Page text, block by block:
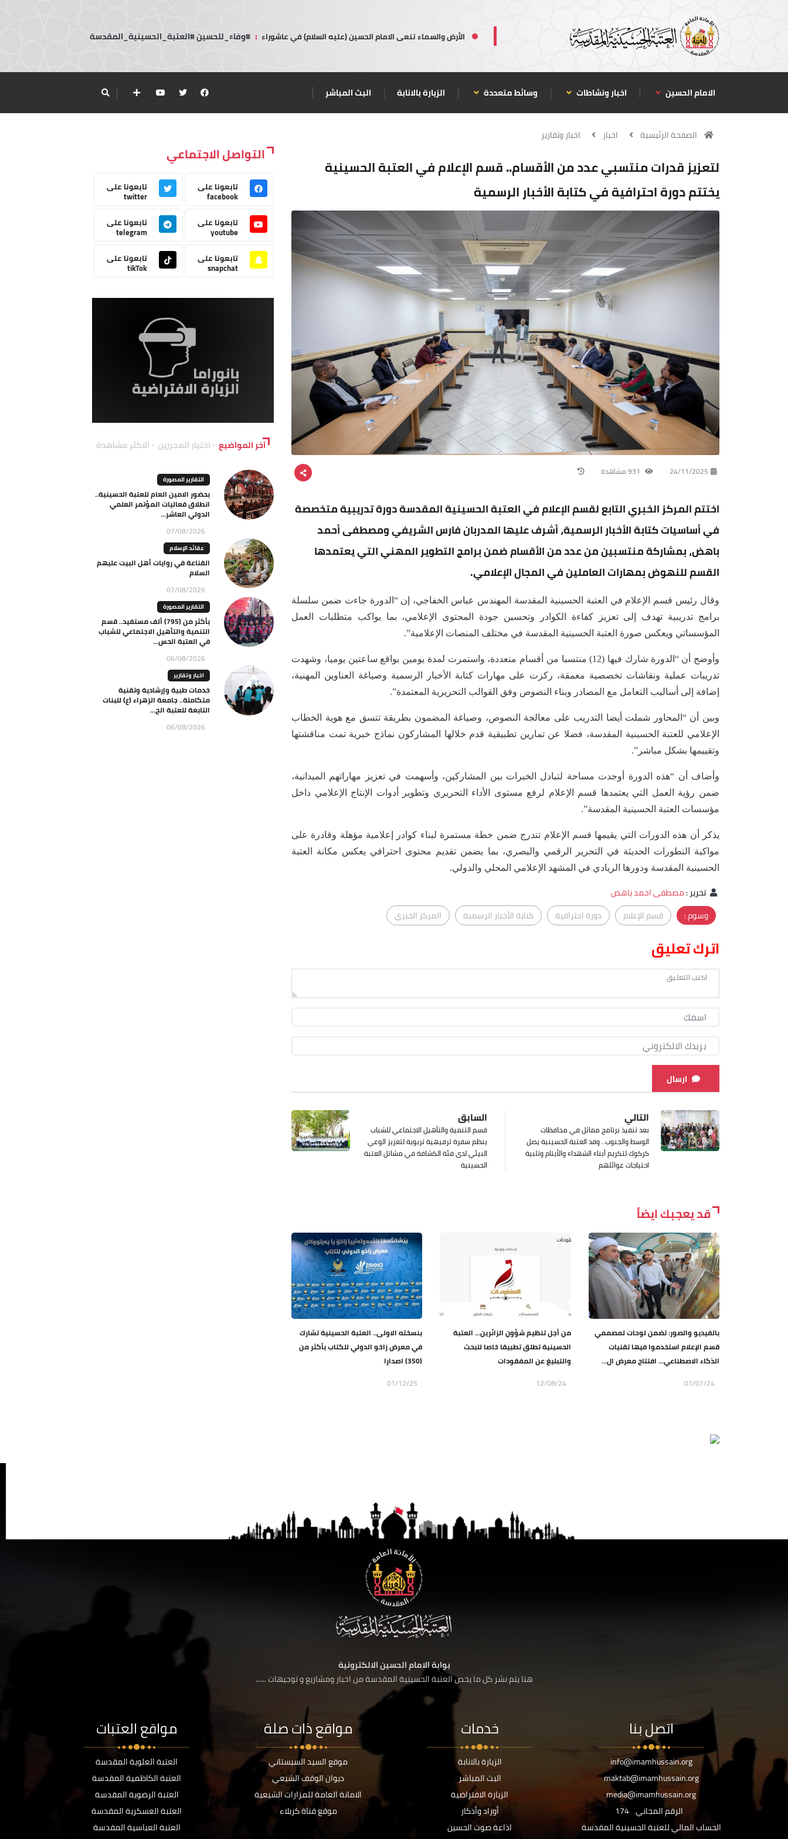
الأرض والسماء تنعى الامام الحسين (عليه السلام) في عاشوراء : #وفاء_للحسين #العتبة_الحسينية_المقدسة
الامام الحسين اخبار ونشاطات وسائط متعددة الزيارة بالانابة البث المباشر
الصفحة الرئيسية اخبار اخبار وتقارير
لتعزيز قدرات منتسبي عدد من الأقسام.. قسم الإعلام في العتبة الحسينية
يختتم دورة احترافية في كتابة الأخبار الرسمية
24/11/2025
اختتم المركز الخبري التابع لقسم الإعلام في العتبة الحسينية المقدسة دورة تدريبية متخصصة
في أساسيات كتابة الأخبار الرسمية، أشرف عليها المدربان فارس الشريفي ومصطفى أحمد
باهض، بمشاركة منتسبين من عدد من الأقسام ضمن برامج التطوير المهني التي يعتمدها
القسم للنهوض بمهارات العاملين في المجال الإعلامي.
وقال رئيس قسم الإعلام في العتبة الحسينية المقدسة المهندس عباس الخفاجي، إن “الدورة جاءت ضمن سلسلة
برامج تدريبية تهدف إلى تعزيز كفاءة الكوادر وتحسين جودة المحتوى الإعلامي، بما يواكب متطلبات العمل
المؤسساتي ويعكس صورة العتبة الحسينية المقدسة في مختلف المنصات الإعلامية”.
وأوضح أن “الدورة شارك فيها (12) منتسبا من أقسام متعددة، واستمرت لمدة يومين بواقع ساعتين يوميا، وشهدت
تدريبات عملية ونقاشات تخصصية معمقة، ركزت على مهارات كتابة الأخبار الرسمية وصياغة العناوين المهنية،
إضافة إلى أساليب التعامل مع المصادر وبناء النصوص وفق القوالب التحريرية المعتمدة”.
وبين أن “المحاور شملت أيضا التدريب على معالجة النصوص، وصياغة المضمون بطريقة تتسق مع هوية الخطاب
الإعلامي للعتبة الحسينية المقدسة، فضلا عن تمارين تطبيقية قدم خلالها المشاركون نماذج خبرية تمت مناقشتها
وتقييمها بشكل مباشر”.
وأضاف أن “هذه الدورة أوجدت مساحة لتبادل الخبرات بين المشاركين، وأسهمت في تعزيز مهاراتهم الميدانية،
ضمن رؤية العمل التي يعتمدها قسم الإعلام لرفع مستوى الأداء التحريري وتطوير أدوات الإنتاج الإعلامي داخل
مؤسسات العتبة الحسينية المقدسة”.
يذكر أن هذه الدورات التي يقيمها قسم الإعلام تندرج ضمن خطة مستمرة لبناء كوادر إعلامية مؤهلة وقادرة على
مواكبة التطورات الحديثة في التحرير الرقمي والبصري، بما يضمن تقديم محتوى احترافي يعكس مكانة العتبة
الحسينية المقدسة ودورها الريادي في المشهد الإعلامي المحلي والدولي.
تحرير:مصطفى احمد باهض
وسوم :
قسم الإعلام دورة احترافية كتابة الأخبار الرسمية المركز الخبري
اترك تعليق
ارسال
السابق
قسم التنمية والتأهيل الاجتماعي للشباب
ينظم سفرة ترفيهية تربوية لتعزيز الوعي
البيئي لدى فئة الكشافة في مشاتل العتبة
الحسينية
التالي
بعد تنفيذ برنامج مماثل في محافظات
الوسط والجنوب.. وفد العتبة الحسينية يصل
كركوك لتكريم أبناء الشهداء والأيتام وتلبية
احتياجات عوائلهم
قد يعجبك ايضاً
بالفيديو والصور: تضمن لوحات لمصممي
قسم الإعلام استخدموا فيها تقنيات
الذكاء الاصطناعي… افتتاح معرض ال...
01/07/24
من أجل تنظيم شؤون الزائرين... العتبة
الحسينية تطلق تطبيقا خاصا للبحث
والتبليغ عن المفقودات
12/08/24
بنسخته الاولى.. العتبة الحسينية تشارك
في معرض زاخو الدولي للكتاب بأكثر من
(350) اصدارا
01/12/25
التواصل الاجتماعي
تابعونا على
facebook
تابعونا على
twitter
تابعونا على
youtube
تابعونا على
telegram
تابعونا على
snapchat
تابعونا على
tikTok
آخر المواضيع اختيار المحررين الاكثر مشاهدة
التقارير المصورة
بحضور الامين العام للعتبة الحسينية..
انطلاق فعاليات المؤتمر العلمي
الدولي العاشر...
07/08/2026
عقائد الإسلام
القناعة في روايات أهل البيت عليهم
السلام
07/08/2026
التقارير المصورة
بأكثر من (795) ألف مستفيد.. قسم
التنمية والتأهيل الاجتماعي للشباب
في العتبة الحس...
06/08/2026
اخبار وتقارير
خدمات طبية وإرشادية وتقنية
متكاملة.. جامعة الزهراء (ع) للبنات
التابعة للعتبة الح...
06/08/2026
بوابة الامام الحسين الالكترونية
هنا يتم نشر كل ما يخص العتبة الحسينية المقدسة من اخبار ومشاريع و توجيهات ......
اتصل بنا
info@imamhussain.org
maktab@imamhussain.org
media@imamhussain.org
الرقم المجاني 174
الحساب المالي للعتبة الحسينية المقدسة
خدمات
الزيارة بالانابة
البث المباشر
الزيارة الافتراضية
أوراد وأذكار
اذاعة صوت الحسين
مواقع ذات صلة
موقع السيد السيستاني
ديوان الوقف الشيعي
الامانة العامة للمزارات الشيعية
موقع قناة كربلاء
مواقع العتبات
العتبة العلوية المقدسة
العتبة الكاظمية المقدسة
العتبة الرضوية المقدسة
العتبة العسكرية المقدسة
العتبة العباسية المقدسة